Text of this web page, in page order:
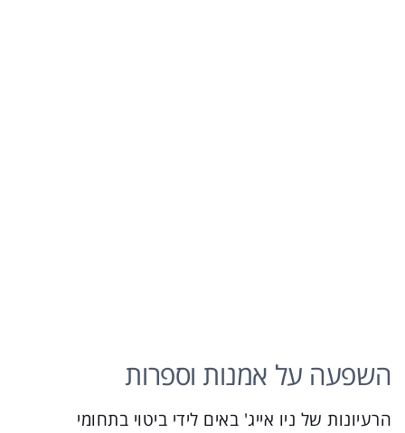
השפעה על אמנות וספרות
הרעיונות של ניו אייג' באים לידי ביטוי בתחומי